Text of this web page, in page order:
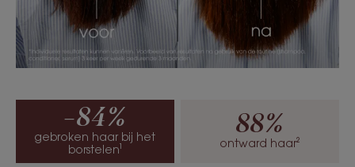
TEXTUUR
Balsem
-84%
gebroken haar bij het
borstelen¹
88%
ontward haar²